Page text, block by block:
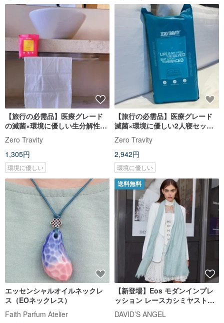
【旅行の必需品】医療グレード
の滅菌×環境に優しい生分解性の
小さなタオルセット
Zero Travity
1,305円
環境に優しい
【旅行の必需品】医療グレード
滅菌×環境に優しい2人寝セット
キングサイズ
Zero Travity
2,942円
環境に優しい
エッセンシャルオイルネックレ
ス（EOネックレス）
Faith Parfum Atelier
送料無料
【新登場】Eos モダンインプレ
ッション レースカシミヤストー
ル
DAVID’S ANGEL